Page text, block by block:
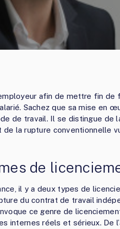
afin de mettre fin
Sachez que sa mise en
de travail. Il se distingue de
de la rupture conventionnelle
de
il y a deux types de
du contrat de travail
ce genre de
internes réels et sérieux. De